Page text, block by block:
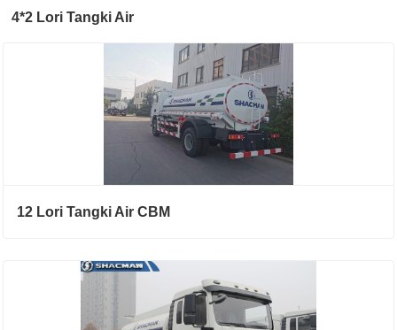
4*2 Lori Tangki Air
12 Lori Tangki Air CBM